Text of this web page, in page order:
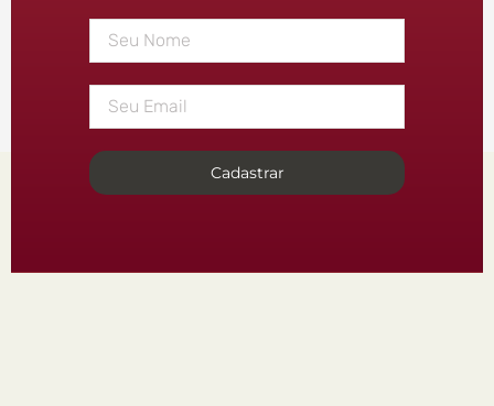
Cadastrar